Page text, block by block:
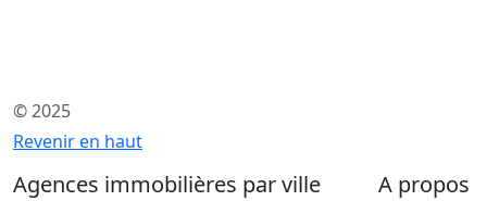
© 2025
Revenir en haut
Agences immobilières par ville A propos